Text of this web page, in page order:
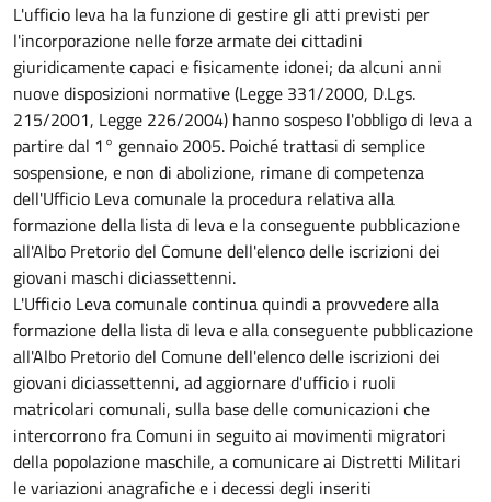
L'ufficio leva ha la funzione di gestire gli atti previsti per
l'incorporazione nelle forze armate dei cittadini
giuridicamente capaci e fisicamente idonei; da alcuni anni
nuove disposizioni normative (Legge 331/2000, D.Lgs.
215/2001, Legge 226/2004) hanno sospeso l'obbligo di leva a
partire dal 1° gennaio 2005. Poiché trattasi di semplice
sospensione, e non di abolizione, rimane di competenza
dell'Ufficio Leva comunale la procedura relativa alla
formazione della lista di leva e la conseguente pubblicazione
all'Albo Pretorio del Comune dell'elenco delle iscrizioni dei
giovani maschi diciassettenni.
L'Ufficio Leva comunale continua quindi a provvedere alla
formazione della lista di leva e alla conseguente pubblicazione
all'Albo Pretorio del Comune dell'elenco delle iscrizioni dei
giovani diciassettenni, ad aggiornare d'ufficio i ruoli
matricolari comunali, sulla base delle comunicazioni che
intercorrono fra Comuni in seguito ai movimenti migratori
della popolazione maschile, a comunicare ai Distretti Militari
le variazioni anagrafiche e i decessi degli inseriti